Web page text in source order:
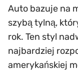
Auto bazuje na
szybą tylną,
rok. Ten styl
najbardziej
amerykańskiej